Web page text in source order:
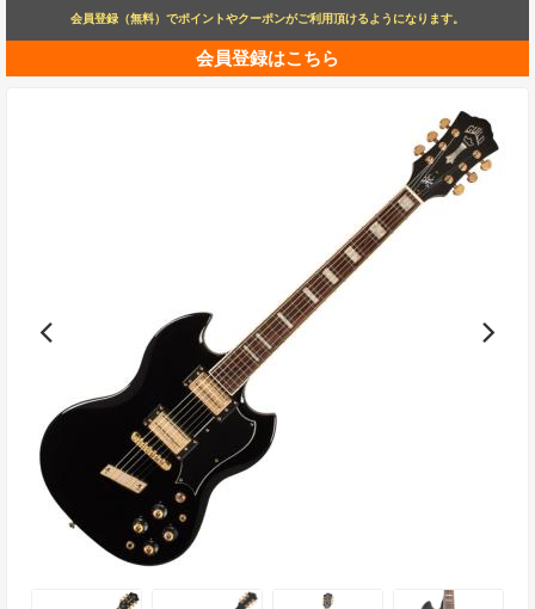
会員登録（無料）でポイントやクーポンがご利用頂けるようになります。
会員登録はこちら